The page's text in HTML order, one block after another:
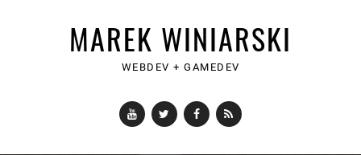
MAREK WINIARSKI
WEBDEV + GAMEDEV
YouTubeTwitterFacebook
RSS